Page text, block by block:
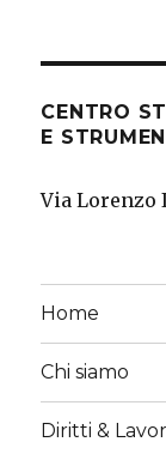
CENTRO
E
Via Lorenzo
Home
Chi siamo
Diritti &